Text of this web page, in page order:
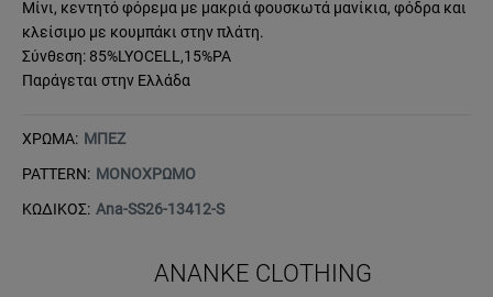
Μίνι, κεντητό φόρεμα με μακριά φουσκωτά μανίκια, φόδρα και
κλείσιμο με κουμπάκι στην πλάτη.
Σύνθεση: 85%LYOCELL,15%PA
Παράγεται στην Ελλάδα
ΧΡΩΜΑ: ΜΠΕΖ
PATTERN: ΜΟΝΟΧΡΩΜΟ
ΚΩΔΙΚΟΣ: Ana-SS26-13412-S
ANANKE CLOTHING